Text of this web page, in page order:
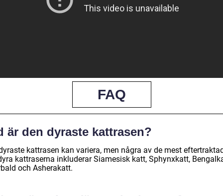
FAQ
är den dyraste kattrasen?
kattrasen kan variera, men några av de mest
kattraserna inkluderar Siamesisk katt, Sphynxkatt,
och Asherakatt.